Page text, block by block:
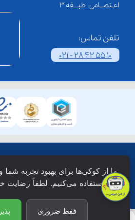
اعـتصــامی، طبـــقه 3
تلفن تماس:
021 - 28 42 55 10
دانش نویان
ما از کوکی‌ها برای بهبود تجربه شما
استفاده می‌کنیم. لطفاً رضایت
فقط ضروری